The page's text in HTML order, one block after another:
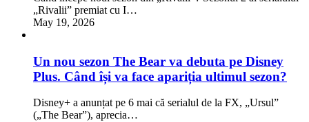
„Rivalii” premiat cu I…
May 19, 2026
Un nou sezon The Bear va debuta pe Disney
Plus. Când își va face apariția ultimul sezon?
Disney+ a anunțat pe 6 mai că serialul de la FX, „Ursul”
(„The Bear”), aprecia…